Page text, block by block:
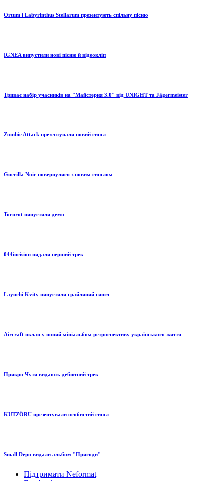
Ortum і Labyrinthus Stellarum презентують спільну пісню
IGNEA випустили нові пісню й відеокліп
Триває набір учасників на "Майстерня 3.0" від UNIGHT та Jägermeister
Zombie Attack презентували новий сингл
Guerilla Noir повернулися з новим синглом
Tornrot випустили демо
044incision видали перший трек
Layuchi Kvity випустили грайливий сингл
Aircraft вклав у новий мініальбом ретроспективу українського життя
Прикро Чути видають дебютний трек
KUTZÔRU презентували особистий сингл
Small Depo видали альбом "Пригоди"
Підтримати Neformat